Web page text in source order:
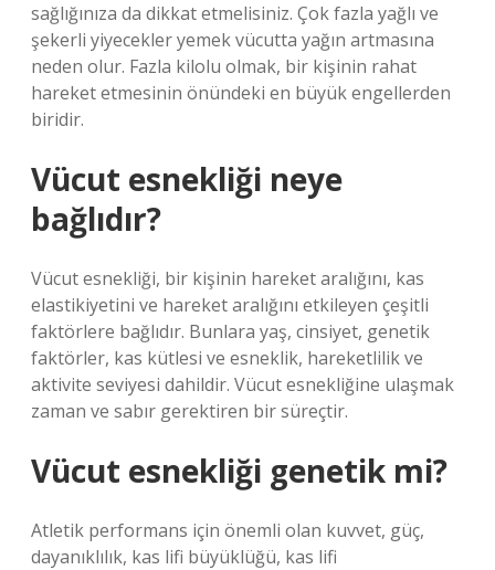
sağlığınıza da dikkat etmelisiniz. Çok fazla yağlı ve
şekerli yiyecekler yemek vücutta yağın artmasına
neden olur. Fazla kilolu olmak, bir kişinin rahat
hareket etmesinin önündeki en büyük engellerden
biridir.
Vücut esnekliği neye
bağlıdır?
Vücut esnekliği, bir kişinin hareket aralığını, kas
elastikiyetini ve hareket aralığını etkileyen çeşitli
faktörlere bağlıdır. Bunlara yaş, cinsiyet, genetik
faktörler, kas kütlesi ve esneklik, hareketlilik ve
aktivite seviyesi dahildir. Vücut esnekliğine ulaşmak
zaman ve sabır gerektiren bir süreçtir.
Vücut esnekliği genetik mi?
Atletik performans için önemli olan kuvvet, güç,
dayanıklılık, kas lifi büyüklüğü, kas lifi